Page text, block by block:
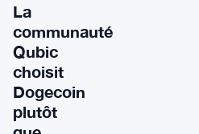
La
communauté
Qubic
choisit
Dogecoin
plutôt